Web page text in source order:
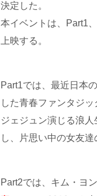
決定した。
本イベントは、Part1
上映する。
Part1では、最近日本
した青春ファンタジッ
ジェジュン演じる浪
し、片思い中の女友
Part2では、キム・ヨ